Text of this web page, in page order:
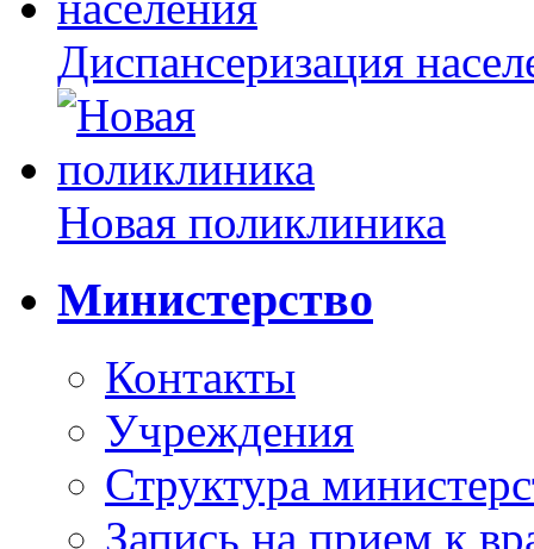
Диспансеризация
Новая поликлиника
Министерство
Контакты
Учреждения
Структура
Запись на прием к